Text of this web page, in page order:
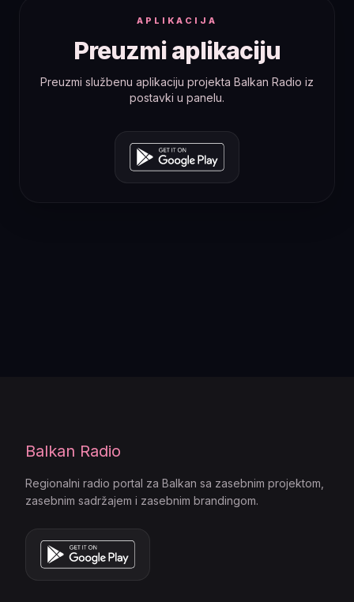
APLIKACIJA
Preuzmi aplikaciju
Preuzmi službenu aplikaciju projekta Balkan Radio iz
postavki u panelu.
Balkan Radio
Regionalni radio portal za Balkan sa zasebnim projektom,
zasebnim sadržajem i zasebnim brandingom.